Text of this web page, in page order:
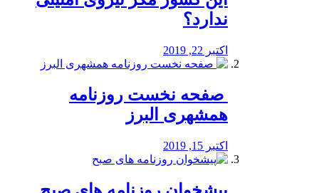
ندارد؟
اکتبر 22, 2019
️ صفحه نخست روزنامه‌
همشهری البرز
اکتبر 15, 2019